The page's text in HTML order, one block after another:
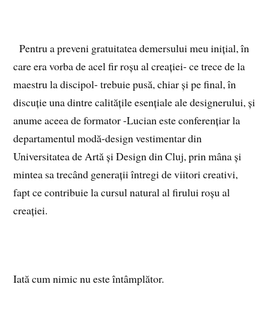
Pentru a preveni gratuitatea demersului meu inițial, în
care era vorba de acel fir roșu al creației- ce trece de la
maestru la discipol- trebuie pusă, chiar și pe final, în
discuție una dintre calitățile esențiale ale designerului, și
anume aceea de formator -Lucian este conferențiar la
departamentul modă-design vestimentar din
Universitatea de Artă și Design din Cluj, prin mâna și
mintea sa trecând generații întregi de viitori creativi,
fapt ce contribuie la cursul natural al firului roșu al
creației.
Iată cum nimic nu este întâmplător.